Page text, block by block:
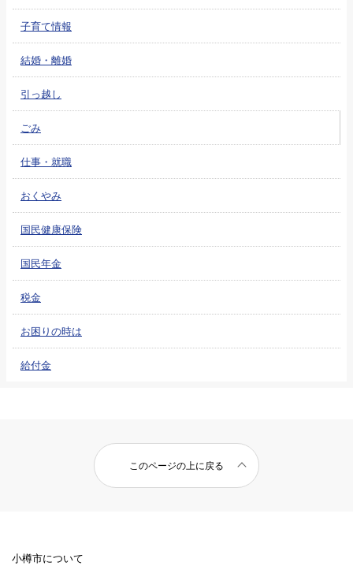
子育て情報
結婚・離婚
引っ越し
ごみ
仕事・就職
おくやみ
国民健康保険
国民年金
税金
お困りの時は
給付金
このページの上に戻る
小樽市について